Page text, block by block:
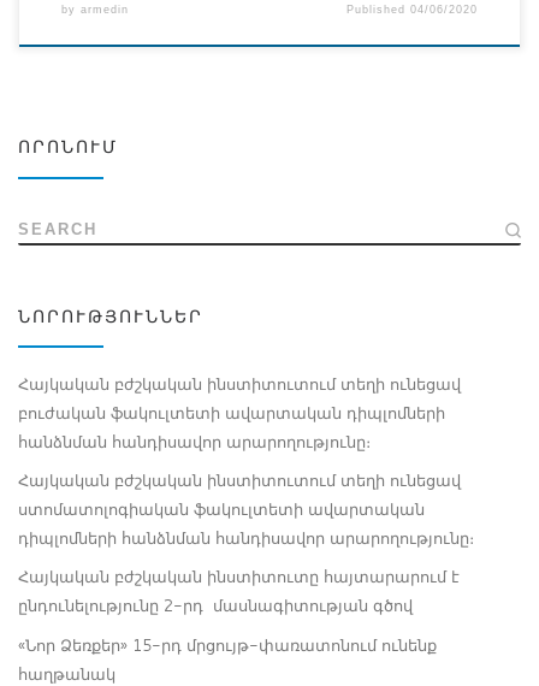
by armedin Published04/06/2020
ՈՐՈՆՈՒՄ
SEARCH
ՆՈՐՈՒԹՅՈՒՆՆԵՐ
Հայկական բժշկական ինստիտուտում տեղի ունեցավ
բուժական ֆակուլտետի ավարտական դիպլոմների
հանձնման հանդիսավոր արարողությունը։
Հայկական բժշկական ինստիտուտում տեղի ունեցավ
ստոմատոլոգիական ֆակուլտետի ավարտական
դիպլոմների հանձնման հանդիսավոր արարողությունը։
Հայկական բժշկական ինստիտուտը հայտարարում է
ընդունելությունը 2-րդ մասնագիտության գծով
«Նոր Ձեռքեր» 15-րդ մրցույթ-փառատոնում ունենք
հաղթանակ